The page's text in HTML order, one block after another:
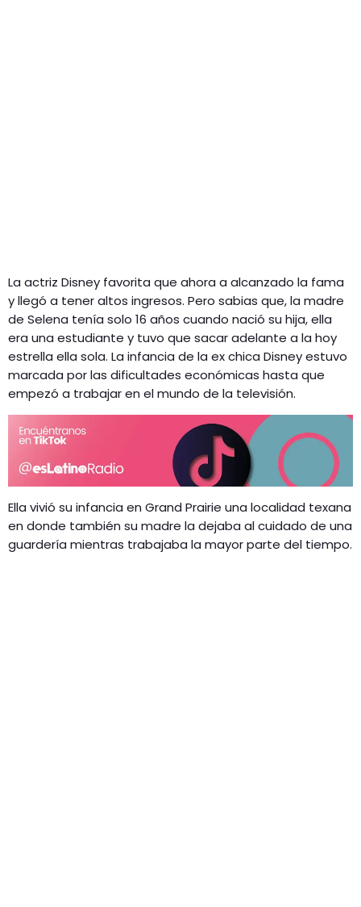
La actriz Disney favorita que ahora a alcanzado la fama
y llegó a tener altos ingresos. Pero sabias que, la madre
de Selena tenía solo 16 años cuando nació su hija, ella
era una estudiante y tuvo que sacar adelante a la hoy
estrella ella sola. La infancia de la ex chica Disney estuvo
marcada por las dificultades económicas hasta que
empezó a trabajar en el mundo de la televisión.
Ella vivió su infancia en Grand Prairie una localidad texana
en donde también su madre la dejaba al cuidado de una
guardería mientras trabajaba la mayor parte del tiempo.